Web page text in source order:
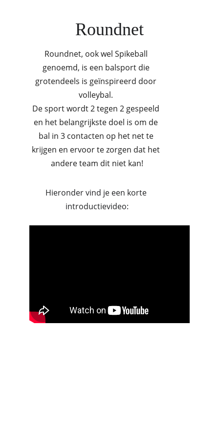
Roundnet, ook wel Spikeball
genoemd, is een balsport die
grotendeels is geïnspireerd door
volleybal.
De sport wordt 2 tegen 2 gespeeld
en het belangrijkste doel is om de
bal in 3 contacten op het net te
krijgen en ervoor te zorgen dat het
andere team dit niet kan!
Hieronder vind je een korte
introductievideo:
Roundnet